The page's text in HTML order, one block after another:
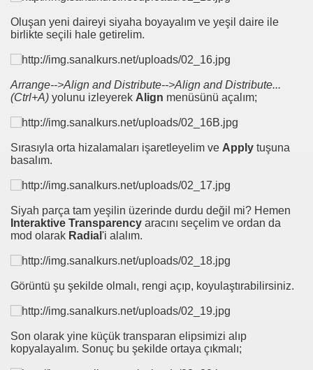
Oluşan yeni daireyi siyaha boyayalım ve yeşil daire ile
birlikte seçili hale getirelim.
Arrange-->Align and Distribute-->Align and Distribute...
(Ctrl+A) yolunu izleyerek Align menüsünü açalım;
Sırasıyla orta hizalamaları işaretleyelim ve Apply tuşuna
basalım.
Siyah parça tam yeşilin üzerinde durdu değil mi? Hemen
Interaktive Transparency aracını seçelim ve ordan da
mod olarak Radial 'i alalım.
Görüntü şu şekilde olmalı, rengi açıp, koyulaştırabilirsiniz.
Son olarak yine küçük transparan elipsimizi alıp
kopyalayalım. Sonuç bu şekilde ortaya çıkmalı;